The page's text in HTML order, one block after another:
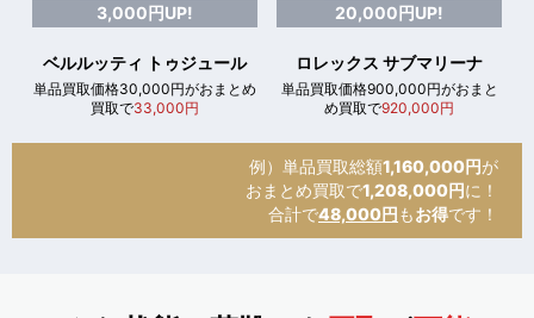
3,000円UP!
ベルルッティ トゥジュール
単品買取価格30,000円がおまとめ
買取で33,000円
20,000円UP!
ロレックス サブマリーナ
単品買取価格900,000円がおまと
め買取で920,000円
例）単品買取総額1,160,000円が
おまとめ買取で1,208,000円に！
合計で48,000円 もお得です！